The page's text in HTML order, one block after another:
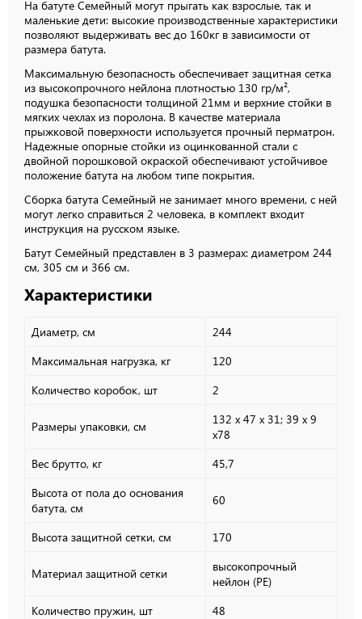
На батуте Семейный могут прыгать как взрослые, так и
маленькие дети: высокие производственные характеристики
позволяют выдерживать вес до 160кг в зависимости от
размера батута.
Максимальную безопасность обеспечивает защитная сетка
из высокопрочного нейлона плотностью 130 гр/м²,
подушка безопасности толщиной 21мм и верхние стойки в
мягких чехлах из поролона. В качестве материала
прыжковой поверхности используется прочный перматрон.
Надежные опорные стойки из оцинкованной стали с
двойной порошковой окраской обеспечивают устойчивое
положение батута на любом типе покрытия.
Сборка батута Семейный не занимает много времени, с ней
могут легко справиться 2 человека, в комплект входит
инструкция на русском языке.
Батут Семейный представлен в 3 размерах: диаметром 244
см, 305 см и 366 см.
Характеристики
Диаметр, см
244
Максимальная нагрузка, кг
120
Количество коробок, шт
2
Размеры упаковки, см
132 х 47 х 31; 39 х 9
х78
Вес брутто, кг
45,7
Высота от пола до основания
батута, см
60
Высота защитной сетки, см 170
Материал защитной сетки
высокопрочный
нейлон (РЕ)
Количество пружин, шт
48